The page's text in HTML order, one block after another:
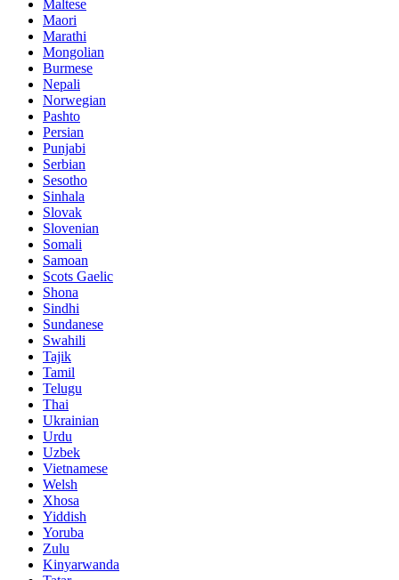
Maltese
Maori
Marathi
Mongolian
Burmese
Nepali
Norwegian
Pashto
Persian
Punjabi
Serbian
Sesotho
Sinhala
Slovak
Slovenian
Somali
Samoan
Scots Gaelic
Shona
Sindhi
Sundanese
Swahili
Tajik
Tamil
Telugu
Thai
Ukrainian
Urdu
Uzbek
Vietnamese
Welsh
Xhosa
Yiddish
Yoruba
Zulu
Kinyarwanda